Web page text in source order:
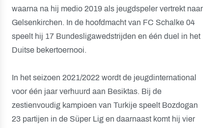
waarna na hij medio 2019 als jeugdspeler vertrekt naar
Gelsenkirchen. In de hoofdmacht van FC Schalke 04
speelt hij 17 Bundesligawedstrijden en één duel in het
Duitse bekertoernooi.
In het seizoen 2021/2022 wordt de jeugdinternational
voor één jaar verhuurd aan Besiktas. Bij de
zestienvoudig kampioen van Turkije speelt Bozdogan
23 partijen in de Süper Lig en daarnaast komt hij vier